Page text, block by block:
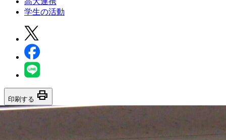
学生の活動
印刷する print